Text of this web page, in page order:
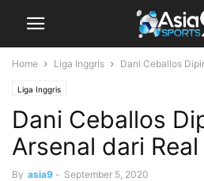
Home Liga Inggris Dani Ceballos
Liga Inggris
Dani Ceballos
Arsenal dari
By asia9 - September 5, 2020